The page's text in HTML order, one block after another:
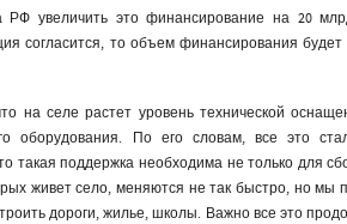
РФ увеличить это финансирование на 20
согласится, то объем финансирования
на селе растет уровень технической
оборудования. По его словам, все это
такая поддержка необходима не только для
живет село, меняются не так быстро, но мы
дороги, жилье, школы. Важно все это